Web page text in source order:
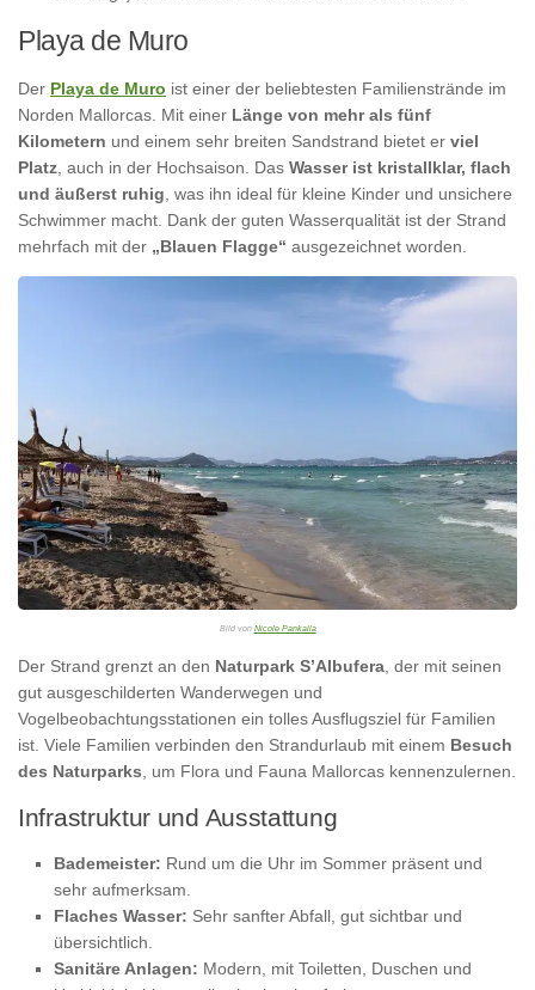
Playa de Muro
Der Playa de Muro ist einer der beliebtesten Familienstrände im
Norden Mallorcas. Mit einer Länge von mehr als fünf
Kilometern und einem sehr breiten Sandstrand bietet er viel
Platz , auch in der Hochsaison. Das Wasser ist kristallklar, flach
und äußerst ruhig , was ihn ideal für kleine Kinder und unsichere
Schwimmer macht. Dank der guten Wasserqualität ist der Strand
mehrfach mit der „Blauen Flagge“ ausgezeichnet worden.
Bild von Nicole Pankalla
Der Strand grenzt an den Naturpark S’Albufera , der mit seinen
gut ausgeschilderten Wanderwegen und
Vogelbeobachtungsstationen ein tolles Ausflugsziel für Familien
ist. Viele Familien verbinden den Strandurlaub mit einem Besuch
des Naturparks , um Flora und Fauna Mallorcas kennenzulernen.
Infrastruktur und Ausstattung
Bademeister: Rund um die Uhr im Sommer präsent und
sehr aufmerksam.
Flaches Wasser: Sehr sanfter Abfall, gut sichtbar und
übersichtlich.
Sanitäre Anlagen: Modern, mit Toiletten, Duschen und